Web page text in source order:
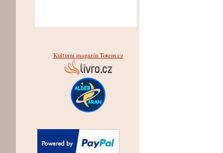
Kulturní magazín Totem.cz